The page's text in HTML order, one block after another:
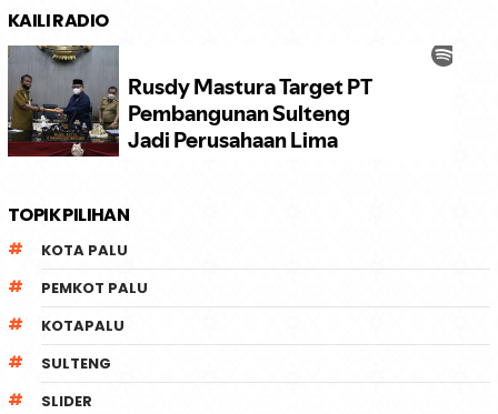
KAILI RADIO
TOPIK PILIHAN
KOTA PALU
PEMKOT PALU
KOTAPALU
SULTENG
SLIDER